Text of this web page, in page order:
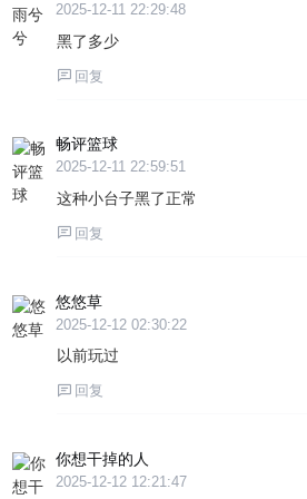
2025-12-11 22:29:48
黑了多少
回复
畅评篮球
2025-12-11 22:59:51
这种小台子黑了正常
回复
悠悠草
2025-12-12 02:30:22
以前玩过
回复
你想干掉的人
2025-12-12 12:21:47